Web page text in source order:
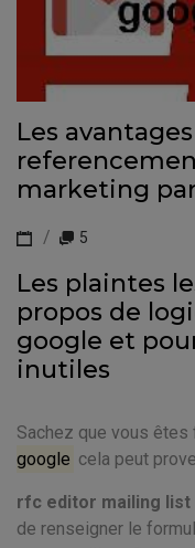
Les
marketing
5
Les plaintes
propos de
google et
inutiles
Sachez que vous êtes
google cela peut
rfc editor mailing list
de renseigner le